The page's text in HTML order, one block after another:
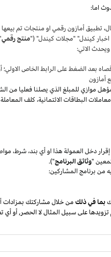
اما:
، تطبيق أمازون رقمي او منتجات تم
كيندل" "مجلات كيندل" ("منتج رقمي
ويحدث الاتي:
أمازون
موازي للمبلغ الذي يصلنا فعليا من
البطاقات الائتمانية، كلف
دخل العمولة هذا او أي بند،شرط،
"وثائق البرنامج").
من برنامج المشاركين:
بما في ذلك من خلال مشاركتك بمزادات
على سبيل المثال لا الحصر, أو